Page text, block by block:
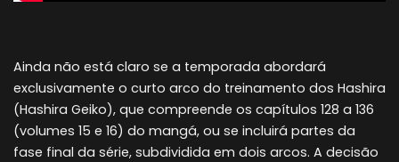
Ainda não está claro se a temporada abordará
exclusivamente o curto arco do treinamento dos Hashira
(Hashira Geiko), que compreende os capítulos 128 a 136
(volumes 15 e 16) do mangá, ou se incluirá partes da
fase final da série, subdividida em dois arcos. A decisão